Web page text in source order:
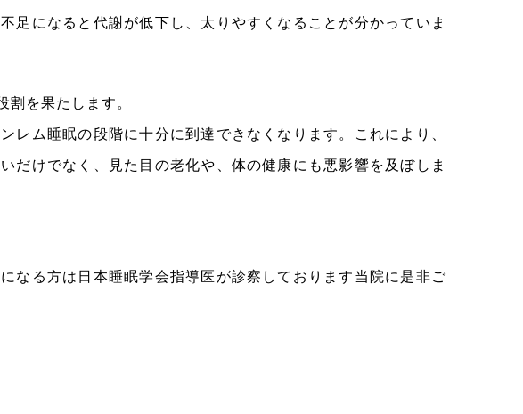
足になると代謝が低下し、太りやすくなることが分かっていま
割を果たします。
レム睡眠の段階に十分に到達できなくなります。これにより、
だけでなく、見た目の老化や、体の健康にも悪影響を及ぼしま
なる方は日本睡眠学会指導医が診察しております当院に是非ご